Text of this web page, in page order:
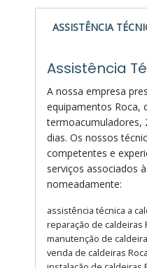
ASSISTÊNCIA
Assistência
A nossa empresa
equipamentos Roca,
termoacumuladores,
dias. Os nossos
competentes e
serviços associados
nomeadamente:
assistência técnica a
reparação de caldeiras
manutenção de
venda de caldeiras Roca